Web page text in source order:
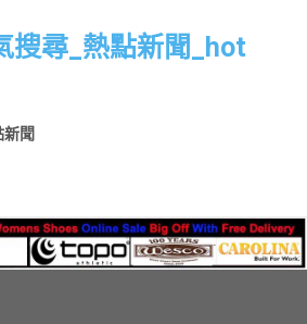
搜尋_熱點新聞_hot
聞